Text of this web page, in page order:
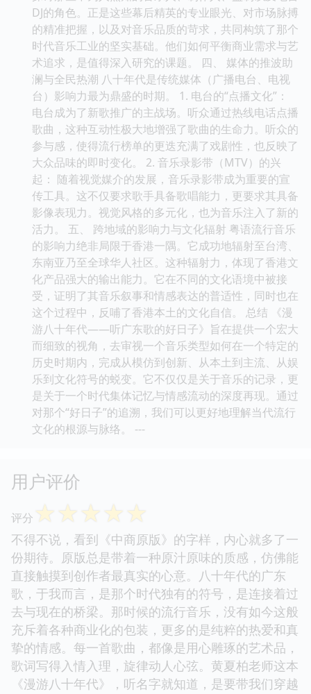
DJ的角色。正是这些幕后精英的专业眼光、对市场脉搏
的精准把握，以及对音乐品质的苛求，共同构筑了那个
时代音乐工业的坚实基础。他们如何平衡商业需求与艺
术追求，是值得深入研究的课题。 四、 媒体的推波助
澜与全民热潮 八十年代是传统媒体（广播电台、电视
台）影响力最为鼎盛的时期。 1. 电台的“点播文化”：
电台成为了新歌推广的主战场。听众通过热线电话点播
歌曲，这种互动性极大地增强了歌曲的生命力。听众的
参与感，使得流行榜单的更迭充满了戏剧性，也反映了
大众品味的即时变化。 2. 音乐录影带（MTV）的兴
起： 随着视觉媒介的发展，音乐录影带成为重要的宣
传工具。这不仅要求歌手具备歌唱能力，更要求其具备
影像表现力。视觉风格的多元化，也为音乐注入了新的
活力。 五、 跨地域的影响力与文化辐射 粤语流行音乐
的影响力绝非局限于香港一隅。它成功地辐射至台湾、
东南亚乃至全球华人社区。这种辐射力，体现了香港文
化产品强大的输出能力。它在不同的文化语境中被接
受，证明了其音乐叙事和情感表达的普适性，同时也在
这个过程中，反哺了香港本土的文化自信。 总结 《漫
游八十年代——听广东歌的好日子》旨在提供一个宏大
而细致的视角，去审视一个音乐类型如何在一个特定的
历史时期内，完成从模仿到创新、从本土到主流、从娱
乐到文化符号的蜕变。它不仅仅是关于音乐的记录，更
是关于一个时代集体记忆与情感流动的深度再现。通过
对那个“好日子”的追溯，我们可以更好地理解当代流行
文化的根源与脉络。 ---
用户评价
评分 ☆☆☆☆☆
不得不说，看到《中商原版》的字样，内心就多了一
份期待。原版总是带着一种原汁原味的质感，仿佛能
直接触摸到创作者最真实的心意。八十年代的广东
歌，于我而言，是那个时代独有的符号，是连接着过
去与现在的桥梁。那时候的流行音乐，没有如今这般
充斥着各种商业化的包装，更多的是纯粹的热爱和真
挚的情感。每一首歌曲，都像是用心雕琢的艺术品，
歌词写得入情入理，旋律动人心弦。黄夏柏老师这本
《漫游八十年代》，听名字就知道，是要带我们穿越